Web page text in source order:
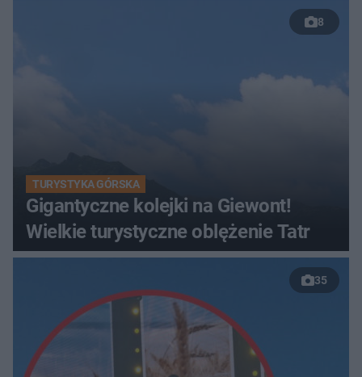
8
TURYSTYKA GÓRSKA
Gigantyczne kolejki na Giewont!
Wielkie turystyczne oblężenie Tatr
35